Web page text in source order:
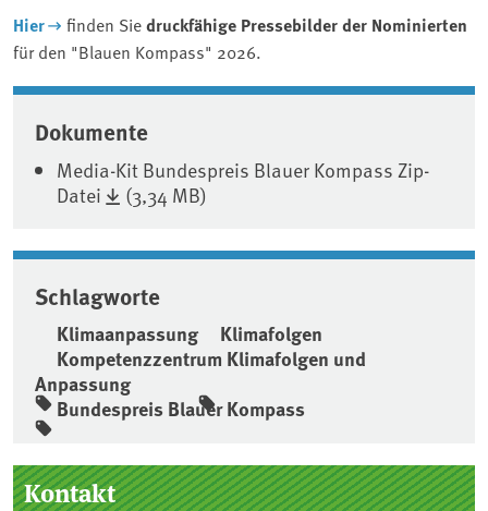
Hier finden Siedruckfähige Pressebilder der Nominierten
für den "Blauen Kompass" 2026.
Associated content
Dokumente
Media-Kit Bundespreis Blauer Kompass Zip-
Datei
(3,34 MB)
Schlagworte
Klimaanpassung
Klimafolgen
Kompetenzzentrum Klimafolgen und
Anpassung
Bundespreis Blauer Kompass
Seitenleiste
Kontakt